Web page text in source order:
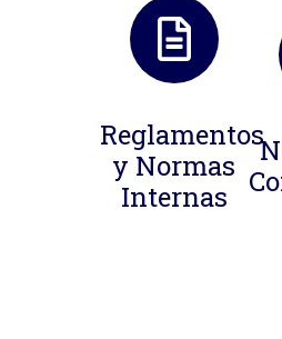
Reglamentos
y Normas
Internas